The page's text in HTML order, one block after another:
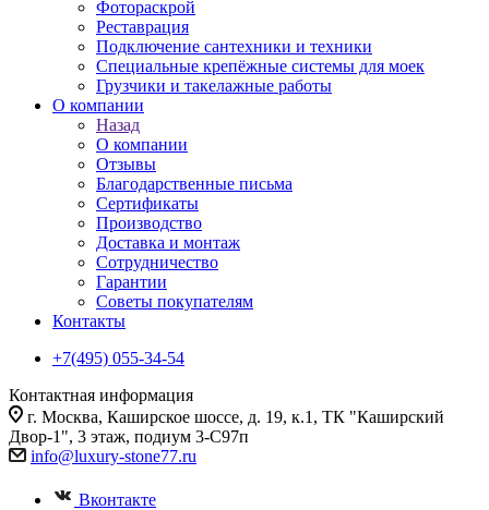
Фотораскрой
Реставрация
Подключение сантехники и техники
Специальные крепёжные системы для моек
Грузчики и такелажные работы
О компании
Назад
О компании
Отзывы
Благодарственные письма
Сертификаты
Производство
Доставка и монтаж
Сотрудничество
Гарантии
Советы покупателям
Контакты
+7(495) 055-34-54
Контактная информация
г. Москва, Каширское шоссе, д. 19, к.1, ТК "Каширский
Двор-1", 3 этаж, подиум 3-С97п
info@luxury-stone77.ru
Вконтакте